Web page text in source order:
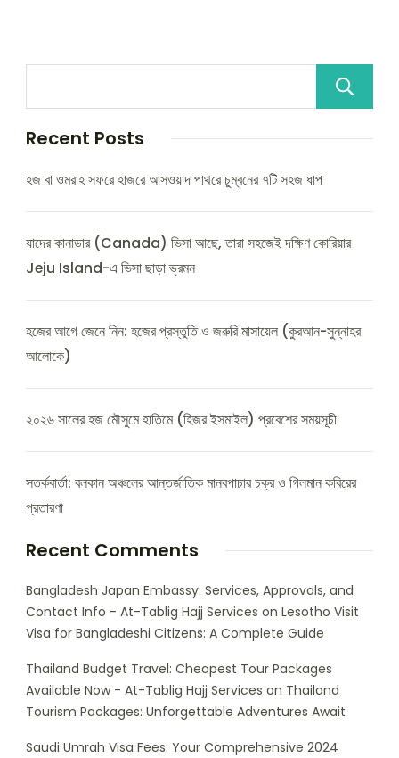
Recent Posts
হজ বা ওমরাহ সফরে হাজরে আসওয়াদ পাথরে চুম্বনের ৭টি সহজ ধাপ
যাদের কানাডার (Canada) ভিসা আছে, তারা সহজেই দক্ষিণ কোরিয়ার
Jeju Island-এ ভিসা ছাড়া ভ্রমন
হজের আগে জেনে নিন: হজের প্রস্তুতি ও জরুরি মাসায়েল (কুরআন-সুন্নাহর
আলোকে)
২০২৬ সালের হজ মৌসুমে হাতিমে (হিজর ইসমাইল) প্রবেশের সময়সূচী
সতর্কবার্তা: বলকান অঞ্চলের আন্তর্জাতিক মানবপাচার চক্র ও গিলমান কবিরের
প্রতারণা
Recent Comments
Bangladesh Japan Embassy: Services, Approvals, and
Contact Info - At-Tablig Hajj Services on Lesotho Visit
Visa for Bangladeshi Citizens: A Complete Guide
Thailand Budget Travel: Cheapest Tour Packages
Available Now - At-Tablig Hajj Services on Thailand
Tourism Packages: Unforgettable Adventures Await
Saudi Umrah Visa Fees: Your Comprehensive 2024